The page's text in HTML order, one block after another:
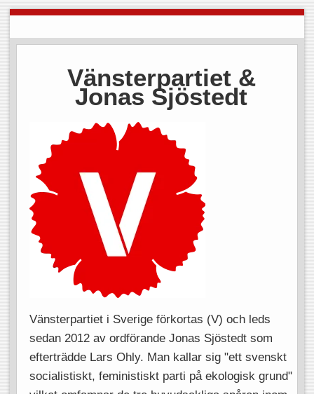
Vänsterpartiet &
Jonas Sjöstedt
Vänsterpartiet i Sverige förkortas (V) och leds
sedan 2012 av ordförande Jonas Sjöstedt som
efterträdde Lars Ohly. Man kallar sig "ett svenskt
socialistiskt, feministiskt parti på ekologisk grund"